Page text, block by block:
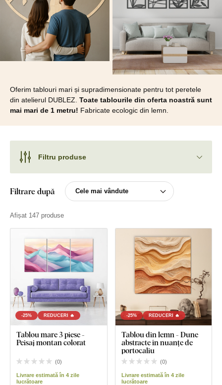
Oferim tablouri mari și supradimensionate pentru tot peretele
din atelierul DUBLEZ. Toate tablourile din oferta noastră sunt
mai mari de 1 metru! Fabricate ecologic din lemn.
Filtru produse
Filtrare după
Afișat 147 produse
-25% REDUCERI 🔥
Tablou mare 3 piese -
Peisaj montan colorat
(0)
Livrare estimată în 4 zile
lucrătoare
-25% REDUCERI 🔥
Tablou din lemn - Dune
abstracte în nuanțe de
portocaliu
(0)
Livrare estimată în 4 zile
lucrătoare